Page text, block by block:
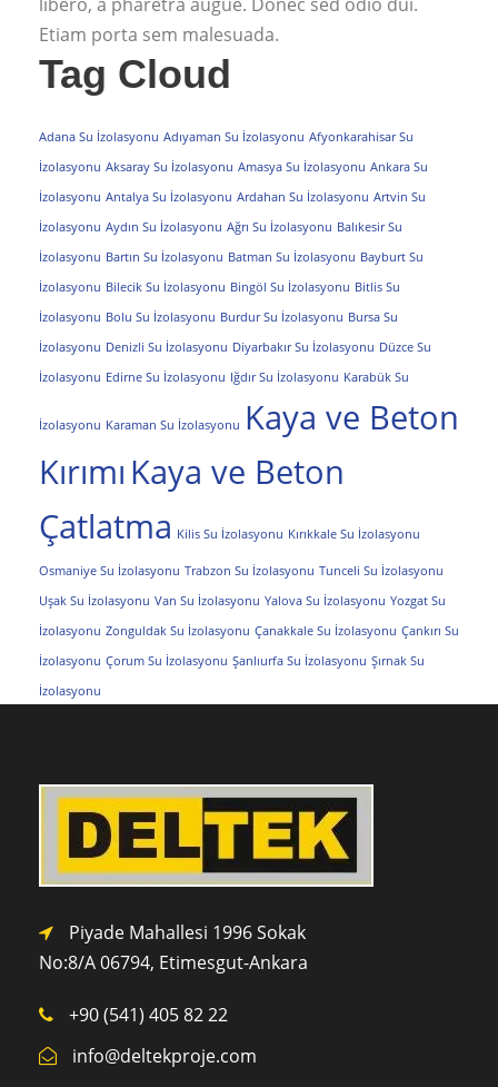
Etiam porta sem malesuada.
Tag Cloud
Adana Su İzolasyonu Adıyaman Su İzolasyonu Afyonkarahisar Su
İzolasyonu Aksaray Su İzolasyonu Amasya Su İzolasyonu Ankara Su
İzolasyonu Antalya Su İzolasyonu Ardahan Su İzolasyonu Artvin Su
İzolasyonu Aydın Su İzolasyonu Ağrı Su İzolasyonu Balıkesir Su
İzolasyonu Bartın Su İzolasyonu Batman Su İzolasyonu Bayburt Su
İzolasyonu Bilecik Su İzolasyonu Bingöl Su İzolasyonu Bitlis Su
İzolasyonu Bolu Su İzolasyonu Burdur Su İzolasyonu Bursa Su
İzolasyonu Denizli Su İzolasyonu Diyarbakır Su İzolasyonu Düzce Su
İzolasyonu Edirne Su İzolasyonu Iğdır Su İzolasyonu Karabük Su
İzolasyonu Karaman Su İzolasyonu Kaya ve Beton
Kırımı Kaya ve Beton
Çatlatma Kilis Su İzolasyonu Kırıkkale Su İzolasyonu
Osmaniye Su İzolasyonu Trabzon Su İzolasyonu Tunceli Su İzolasyonu
Uşak Su İzolasyonu Van Su İzolasyonu Yalova Su İzolasyonu Yozgat Su
İzolasyonu Zonguldak Su İzolasyonu Çanakkale Su İzolasyonu Çankırı Su
İzolasyonu Çorum Su İzolasyonu Şanlıurfa Su İzolasyonu Şırnak Su
İzolasyonu
Piyade Mahallesi 1996 Sokak
No:8/A 06794, Etimesgut-Ankara
+90 (541) 405 82 22
info@deltekproje.com